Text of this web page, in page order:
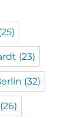
(23)
(32)
(26)